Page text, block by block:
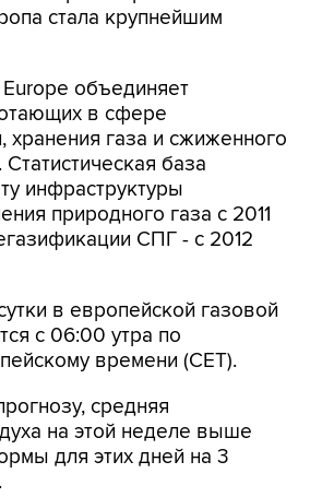
стала крупнейшим
объединяет
в сфере
хранения газа и сжиженного
база
инфраструктуры
природного газа с 2011
СПГ - с 2012
в европейской газовой
c 06:00 утра по
времени (CET).
средняя
на этой неделе выше
для этих дней на 3